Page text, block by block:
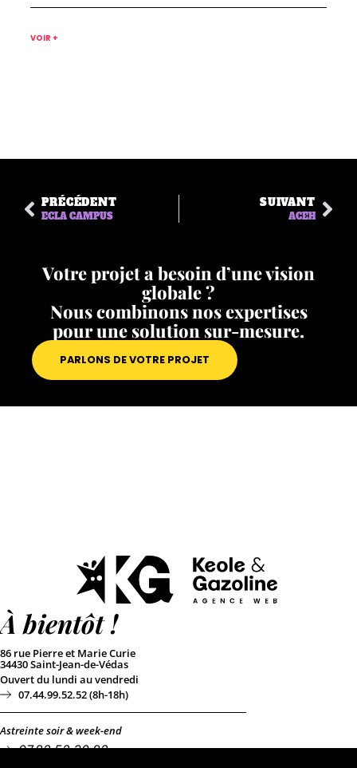
VOIR +
PRÉCÉDENT
ECLA CAMPUS
SUIVANT
ACEH
Votre projet a besoin d’une vision
globale ?
Nous combinons nos expertises
pour une solution sur-mesure.
PARLONS DE VOTRE PROJET
86 rue Pierre et Marie Curie
34430 Saint-Jean-de-Védas
Ouvert du lundi au vendredi
07.44.99.52.52 (8h-18h)
Astreinte soir & week-end
07.82.52.30.82
À bientôt !